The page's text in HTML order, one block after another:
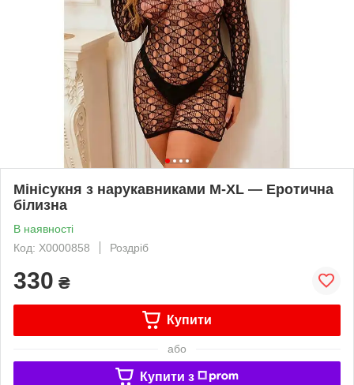
Мінісукня з нарукавниками M-XL — Еротична
білизна
В наявності
Код: X0000858
Роздріб
330 ₴
Купити
або
Купити з